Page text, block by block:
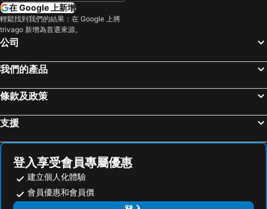
在 Google 上新增
輕鬆找到我們的結果：在 Google 上將
trivago 新增為首選來源。
公司
我們的產品
條款及政策
支援
登入享受會員專屬優惠
建立個人化體驗
會員優惠和會員價